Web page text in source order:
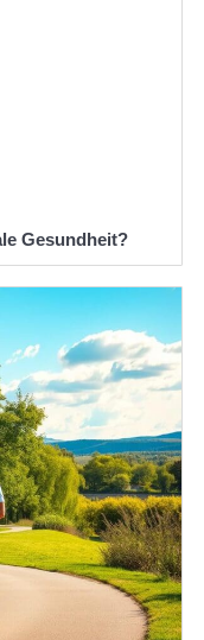
Gesundheit?